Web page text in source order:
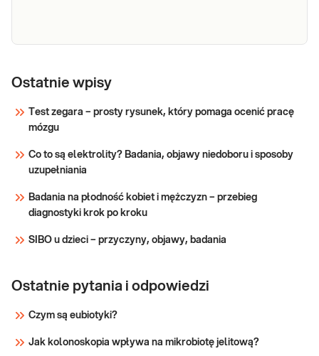
całkowitego w krwi. Przydatne w diagnostyce i
nadmiarem lub niedoborem testosteronu.
Ostatnie wpisy
Test zegara – prosty rysunek, który pomaga ocenić pracę
mózgu
Co to są elektrolity? Badania, objawy niedoboru i sposoby
uzupełniania
Badania na płodność kobiet i mężczyzn – przebieg
diagnostyki krok po kroku
SIBO u dzieci – przyczyny, objawy, badania
Ostatnie pytania i odpowiedzi
Czym są eubiotyki?
Jak kolonoskopia wpływa na mikrobiotę jelitową?